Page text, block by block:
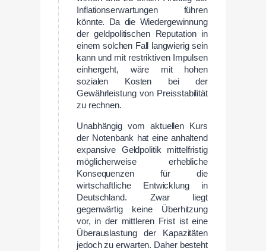
Inflationserwartungen führen
könnte. Da die Wiedergewinnung
der geldpolitischen Reputation in
einem solchen Fall langwierig sein
kann und mit restriktiven Impulsen
einhergeht, wäre mit hohen
sozialen Kosten bei der
Gewährleistung von Preisstabilität
zu rechnen.
Unabhängig vom aktuellen Kurs
der Notenbank hat eine anhaltend
expansive Geldpolitik mittelfristig
möglicherweise erhebliche
Konsequenzen für die
wirtschaftliche Entwicklung in
Deutschland. Zwar liegt
gegenwärtig keine Überhitzung
vor, in der mittleren Frist ist eine
Überauslastung der Kapazitäten
jedoch zu erwarten. Daher besteht